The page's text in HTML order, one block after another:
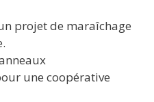
projet de maraîchage
une coopérative